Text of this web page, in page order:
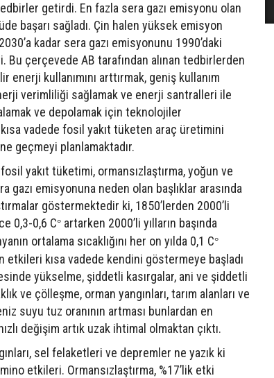
getirdi. En fazla sera gazı emisyonu olan
başarı sağladı. Çin halen yüksek emisyon
kadar sera gazı emisyonunu 1990’daki
çerçevede AB tarafından alınan tedbirlerden
kullanımını arttırmak, geniş kullanım
verimliliği sağlamak ve enerji santralleri ile
ve depolamak için teknolojiler
vadede fosil yakıt tüketen araç üretimini
geçmeyi planlamaktadır.
yakıt tüketimi, ormansızlaştırma, yoğun ve
emisyonuna neden olan başlıklar arasında
göstermektedir ki, 1850’lerden 2000’li
0,3-0,6 C° artarken 2000’li yılların başında
ortalama sıcaklığını her on yılda 0,1 C°
etkileri kısa vadede kendini göstermeye başladı
yükselme, şiddetli kasırgalar, ani ve şiddetli
ve çölleşme, orman yangınları, tarım alanları ve
suyu tuz oranının artması bunlardan en
değişim artık uzak ihtimal olmaktan çıktı.
sel felaketleri ve depremler ne yazık ki
etkileri. Ormansızlaştırma, %17’lik etki